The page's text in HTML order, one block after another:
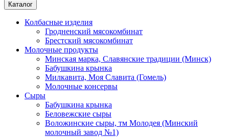
Каталог
Колбасные изделия
Гродненский мясокомбинат
Брестский мясокомбинат
Молочные продукты
Минская марка, Славянские традиции (Минск)
Бабушкина крынка
Милкавита, Моя Славита (Гомель)
Молочные консервы
Сыры
Бабушкина крынка
Беловежские сыры
Воложинские сыры, тм Молодея (Минский
молочный завод №1)